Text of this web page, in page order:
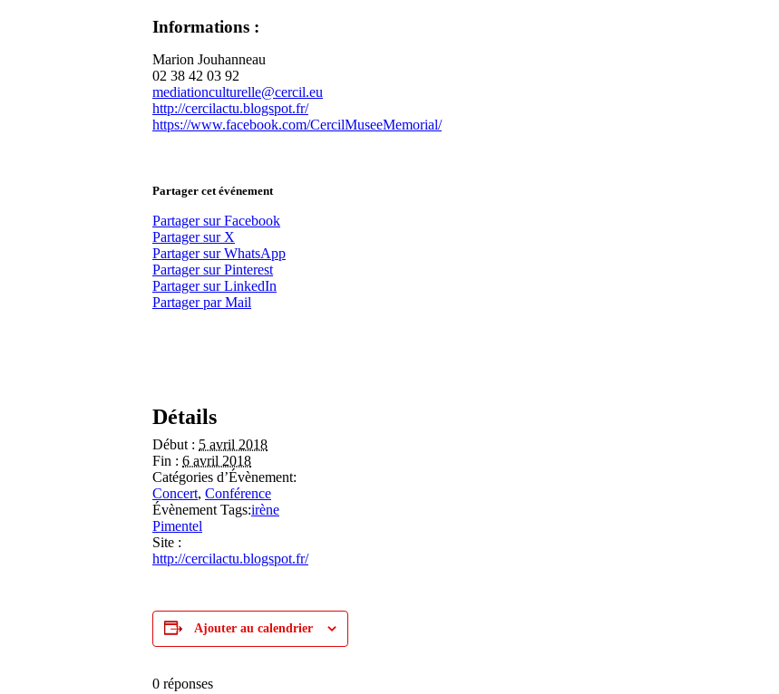
Informations :
Marion Jouhanneau
02 38 42 03 92
mediationculturelle@cercil.eu
http://cercilactu.blogspot.fr/
https://www.facebook.com/CercilMuseeMemorial/
Partager cet événement
Partager sur Facebook
Partager sur X
Partager sur WhatsApp
Partager sur Pinterest
Partager sur LinkedIn
Partager par Mail
Détails
Début : 5 avril 2018
Fin : 6 avril 2018
Catégories d’Évènement:
Concert, Conférence
Évènement Tags:irène
Pimentel
Site :
http://cercilactu.blogspot.fr/
Ajouter au calendrier
0 réponses